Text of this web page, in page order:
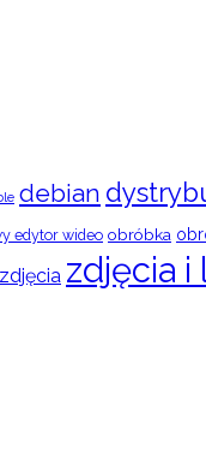
debian
edytor wideo obróbka
zdjęcia zdjęcia i